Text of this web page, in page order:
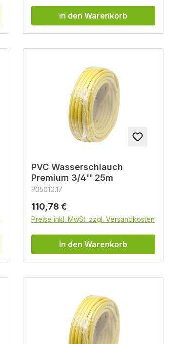
In den Warenkorb
PVC Wasserschlauch
Premium 3/4'' 25m
905010.17
Regulärer Preis:
110,78 €
Preise inkl. MwSt. zzgl. Versandkosten
In den Warenkorb